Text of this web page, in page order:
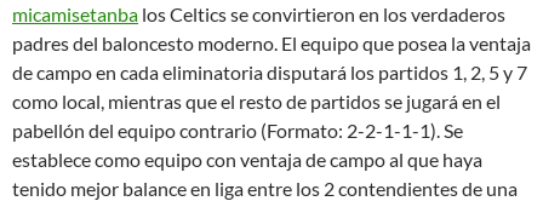
micamisetanba los Celtics se convirtieron en los verdaderos
padres del baloncesto moderno. El equipo que posea la ventaja
de campo en cada eliminatoria disputará los partidos 1, 2, 5 y 7
como local, mientras que el resto de partidos se jugará en el
pabellón del equipo contrario (Formato: 2-2-1-1-1). Se
establece como equipo con ventaja de campo al que haya
tenido mejor balance en liga entre los 2 contendientes de una